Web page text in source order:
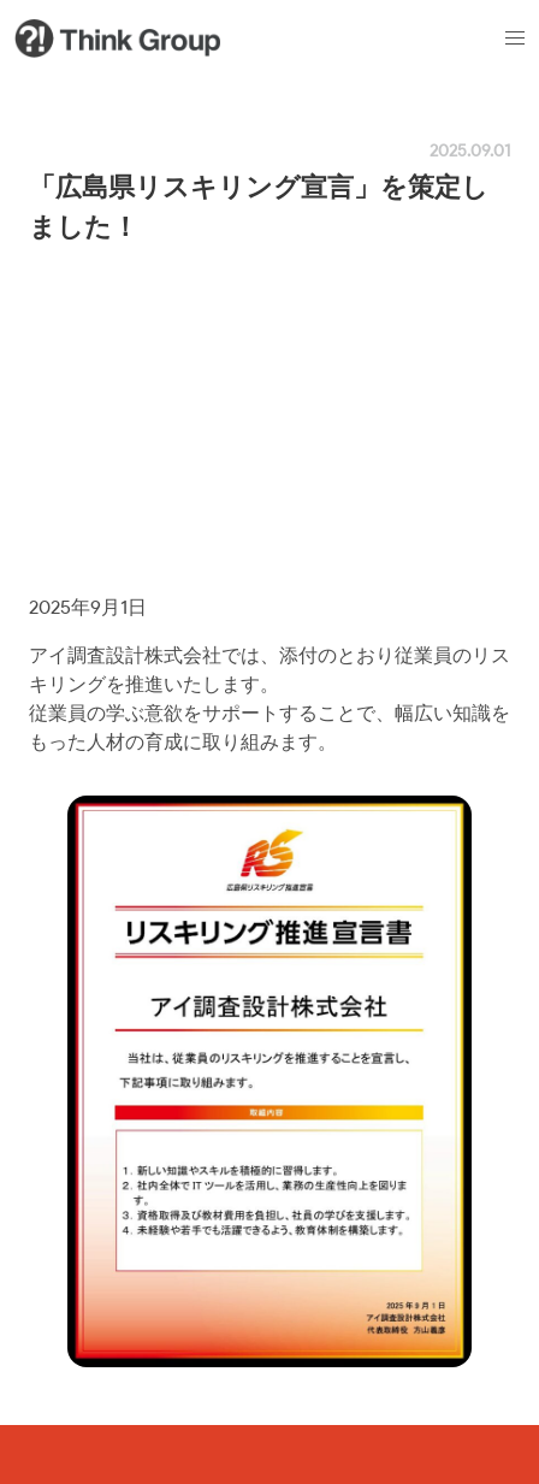
2025.09.01
「広島県リスキリング宣言」を策定し
ました！
2025年9月1日
アイ調査設計株式会社では、添付のとおり従業員のリス
キリングを推進いたします。
従業員の学ぶ意欲をサポートすることで、幅広い知識を
もった人材の育成に取り組みます。